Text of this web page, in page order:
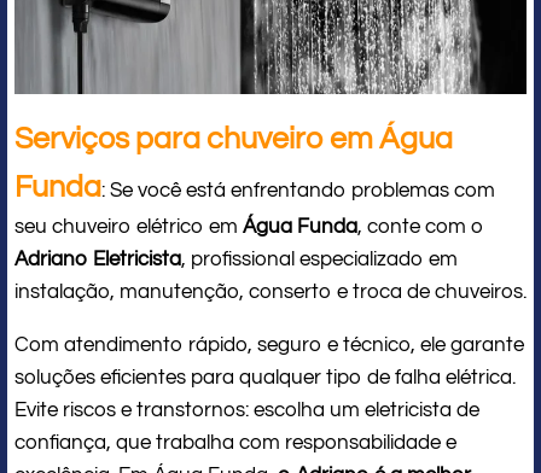
Serviços para chuveiro em Água
Funda: Se você está enfrentando problemas com
seu chuveiro elétrico em Água Funda, conte com o
Adriano Eletricista, profissional especializado em
instalação, manutenção, conserto e troca de chuveiros.
Com atendimento rápido, seguro e técnico, ele garante
soluções eficientes para qualquer tipo de falha elétrica.
Evite riscos e transtornos: escolha um eletricista de
confiança, que trabalha com responsabilidade e